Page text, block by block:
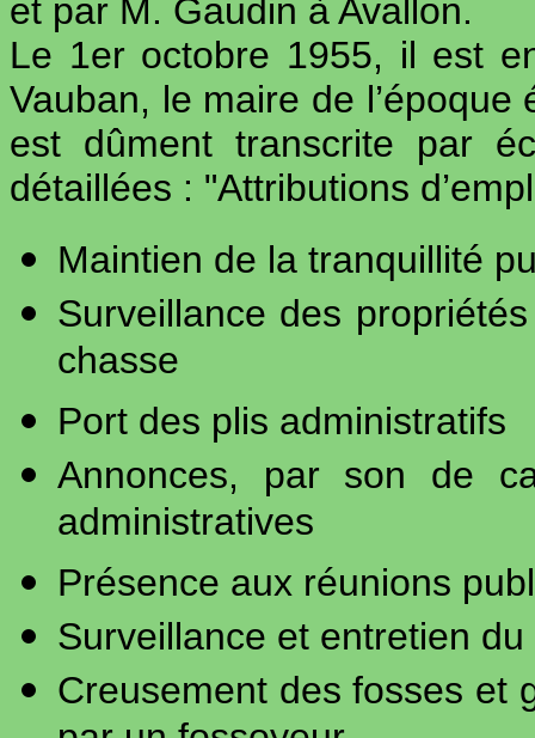
et par M. Gaudin à Avallon.
Le 1er octobre 1955, il est
Vauban, le maire de
est dûment transcrite par
détaillées : "Attributions
Maintien de la tranquillité
Surveillance des
chasse
Port des plis administratifs
Annonces, par son de
administratives
Présence aux réunions
Surveillance et entretien
Creusement des fosses et